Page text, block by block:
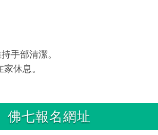
手部清潔。
休息。
佛七報名網址